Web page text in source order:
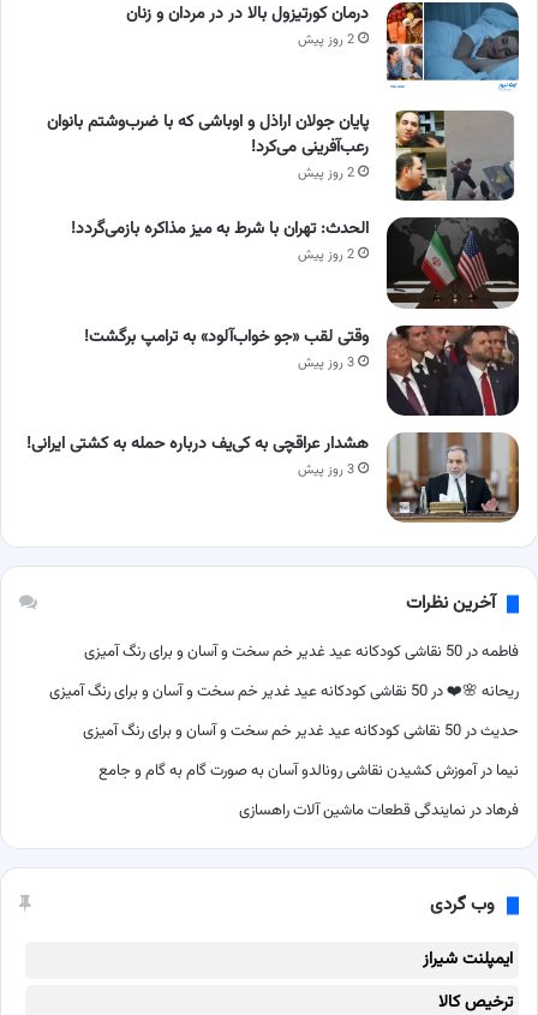
درمان کورتیزول بالا در در مردان و زنان
2 روز پیش
پایان جولان اراذل و اوباشی که با ضرب‌وشتم بانوان
رعب‌آفرینی می‌کرد!
2 روز پیش
الحدث: تهران با شرط به میز مذاکره بازمی‌گردد!
2 روز پیش
وقتی لقب «جو خواب‌آلود» به ترامپ برگشت!
3 روز پیش
هشدار عراقچی به کی‌یف درباره حمله به کشتی ایرانی!
3 روز پیش
آخرین نظرات
فاطمهدر50 نقاشی کودکانه عید غدیر خم سخت و آسان و برای رنگ آمیزی
ریحانه 🌸❤️در50 نقاشی کودکانه عید غدیر خم سخت و آسان و برای رنگ آمیزی
حدیثدر50 نقاشی کودکانه عید غدیر خم سخت و آسان و برای رنگ آمیزی
نیما درآموزش کشیدن نقاشی رونالدو آسان به صورت گام به گام و جامع
فرهاددر نمایندگی قطعات ماشین آلات راهسازی
وب گردی
ایمپلنت شیراز
ترخیص کالا